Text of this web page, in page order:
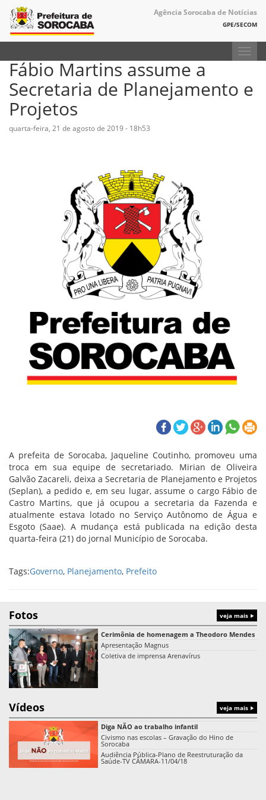
Agência Sorocaba de Notícias
GPE/SECOM
Fábio Martins assume a
Secretaria de Planejamento e
Projetos
quarta-feira, 21 de agosto de 2019 - 18h53
A prefeita de Sorocaba, Jaqueline Coutinho, promoveu uma
troca em sua equipe de secretariado. Mirian de Oliveira
Galvão Zacareli, deixa a Secretaria de Planejamento e Projetos
(Seplan), a pedido e, em seu lugar, assume o cargo Fábio de
Castro Martins, que já ocupou a secretaria da Fazenda e
atualmente estava lotado no Serviço Autônomo de Água e
Esgoto (Saae). A mudança está publicada na edição desta
quarta-feira (21) do jornal Município de Sorocaba.
Tags:Governo, Planejamento, Prefeito
Fotos veja mais
Cerimônia de homenagem a Theodoro Mendes
Apresentação Magnus
Coletiva de imprensa Arenavírus
Vídeos veja mais
Diga NÃO ao trabalho infantil
Civismo nas escolas – Gravação do Hino de
Sorocaba
Audiência Pública-Plano de Reestruturação da
Saúde-TV CÂMARA-11/04/18